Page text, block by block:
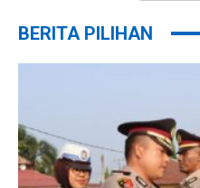
BERITA PILIHAN